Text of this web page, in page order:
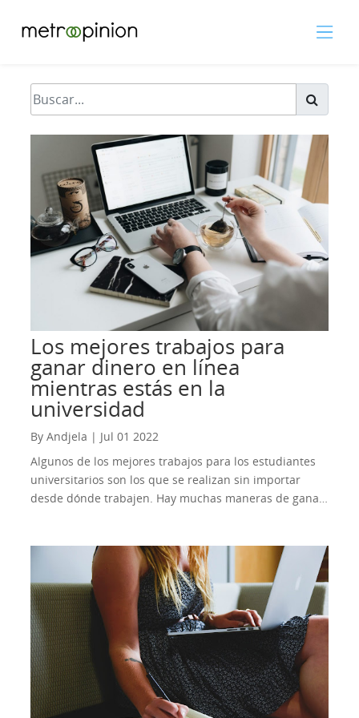
Los mejores trabajos para
ganar dinero en línea
mientras estás en la
universidad
By Andjela | Jul 01 2022
Algunos de los mejores trabajos para los estudiantes
universitarios son los que se realizan sin importar
desde dónde trabajen. Hay muchas maneras de ganar
No importa si están en un dormitorio o regresando a
casa para las vacaciones. Mientras explora las
posibilidades, hay varios puestos disponibles. La
responsabilidad de un trabajo específico puede
parecer similar. Pero el método de pago es diferente,
dependiendo del empleador. El compromiso diario en
un sentido tradicional es empleo. No importa si está
trabajando de forma remota o si viaja al trabajo todos
los días. Su empleador debe tener la obligación de